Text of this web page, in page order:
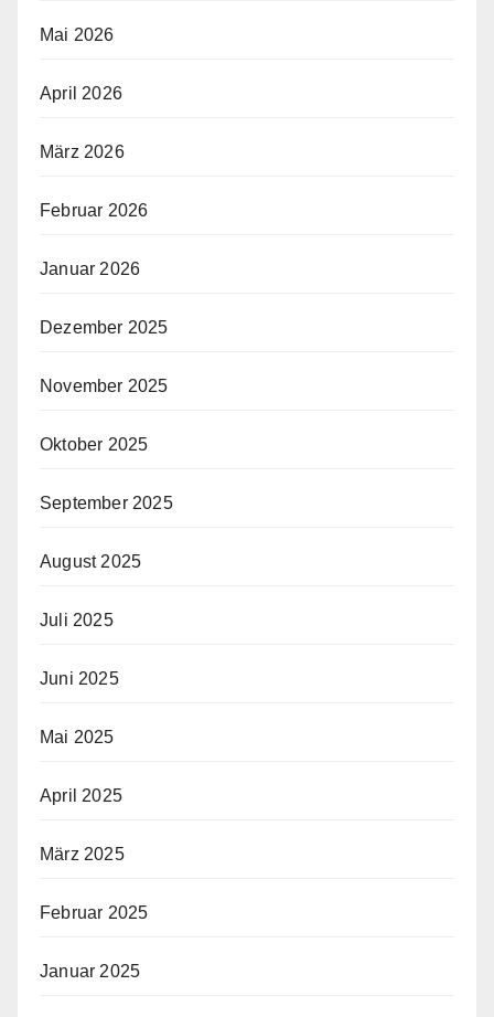
Mai 2026
April 2026
März 2026
Februar 2026
Januar 2026
Dezember 2025
November 2025
Oktober 2025
September 2025
August 2025
Juli 2025
Juni 2025
Mai 2025
April 2025
März 2025
Februar 2025
Januar 2025